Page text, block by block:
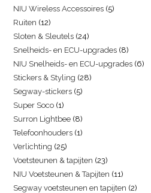
NIU Wireless Accessoires 5
Ruiten 12
Sloten & Sleutels 24
Snelheids- en ECU-upgrades 8
NIU Snelheids- en ECU-upgrades 6
Stickers & Styling 28
Segway-stickers 5
Super Soco 1
Surron Lightbee 8
Telefoonhouders 1
Verlichting 25
Voetsteunen & tapijten 23
NIU Voetsteunen & Tapijten 11
Segway voetsteunen en tapijten 2